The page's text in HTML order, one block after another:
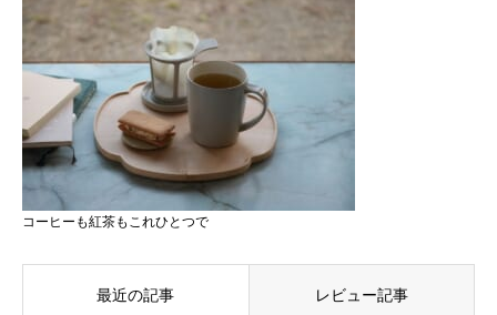
コーヒーも紅茶もこれひとつで
最近の記事 レビュー記事